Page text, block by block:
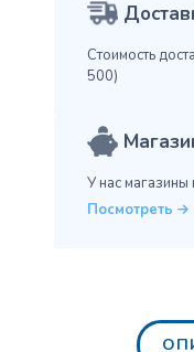
Стоимость
500)
У нас магазины
Посмотреть